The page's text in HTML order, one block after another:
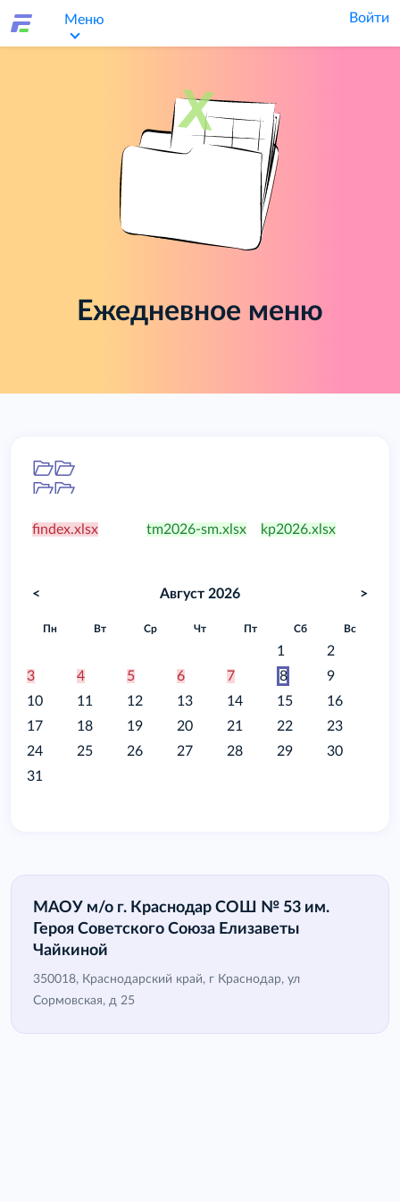
Меню Войти
Ежедневное меню
findex.xlsx tm2026-sm.xlsx kp2026.xlsx
< Август 2026 >
Пн Вт Ср Чт Пт Сб Вс
1
2
3
4 5 6 7 8
9
10
11 12 13 14 15
16
17
18 19 20 21 22
23
24
25 26 27 28 29
30
31
МАОУ м/о г. Краснодар СОШ № 53 им.
Героя Советского Союза Елизаветы
Чайкиной
350018, Краснодарский край, г Краснодар, ул
Сормовская, д 25